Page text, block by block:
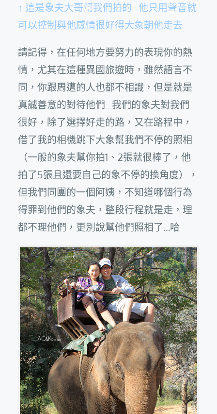
↑ 這是象夫大哥幫我們拍的…他只用聲音就
可以控制與他感情很好得大象朝他走去
請記得，在任何地方要努力的表現你的熱
情，尤其在這種異國旅遊時，雖然語言不
同，你跟周遭的人也都不相識，但是就是
真誠善意的對待他們…我們的象夫對我們
很好，除了選擇好走的路，又在路程中，
借了我的相機跳下大象幫我們不停的照相
（一般的象夫幫你拍1、2張就很棒了，他
拍了5張且還要自己的象不停的換角度），
但我們同團的一個阿姨，不知道哪個行為
得罪到他們的象夫，整段行程就是走，理
都不理他們，更別說幫他們照相了…哈